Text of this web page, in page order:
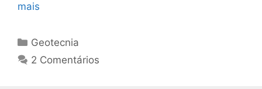
mais
Geotecnia
2 Comentários